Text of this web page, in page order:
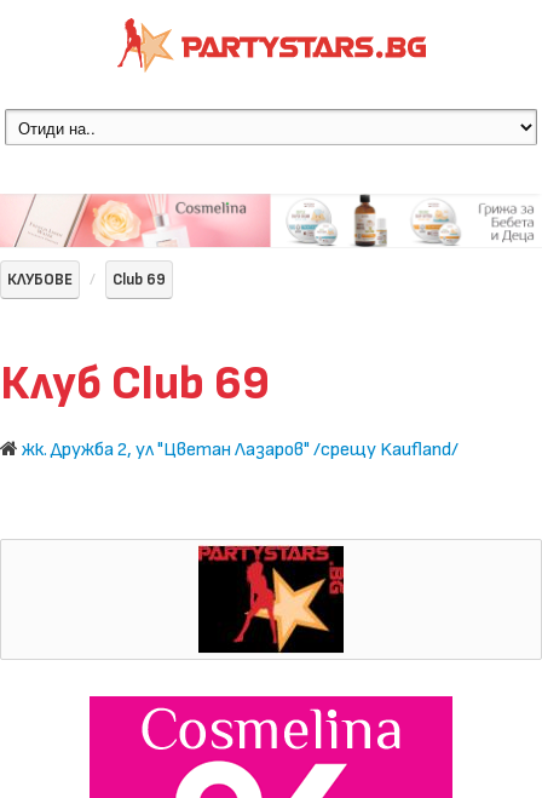
КЛУБОВЕ Club 69
Клуб Club 69
жк. Дружба 2, ул "Цветан Лазаров" /срещу Kaufland/